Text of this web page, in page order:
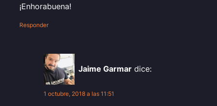
¡Enhorabuena!
Responder
Jaime Garmar dice:
1 octubre, 2018 a las 11:51